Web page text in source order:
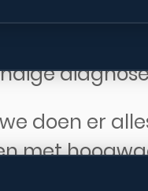
weet wat
doen er
met
iPad (2022).